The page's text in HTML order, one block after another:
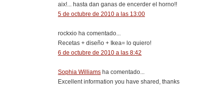
aix!... hasta dan ganas de encerder el horno!!
5 de octubre de 2010 a las 13:00
rockxio ha comentado...
Recetas + diseño + Ikea= lo quiero!
6 de octubre de 2010 a las 8:42
Sophia Williams ha comentado...
Excellent information you have shared, thanks